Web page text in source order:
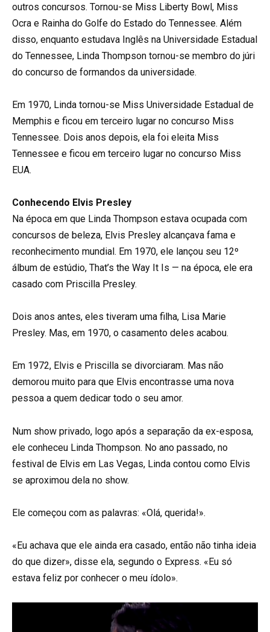
outros concursos. Tornou-se Miss Liberty Bowl, Miss
Ocra e Rainha do Golfe do Estado do Tennessee. Além
disso, enquanto estudava Inglês na Universidade Estadual
do Tennessee, Linda Thompson tornou-se membro do júri
do concurso de formandos da universidade.
Em 1970, Linda tornou-se Miss Universidade Estadual de
Memphis e ficou em terceiro lugar no concurso Miss
Tennessee. Dois anos depois, ela foi eleita Miss
Tennessee e ficou em terceiro lugar no concurso Miss
EUA.
Conhecendo Elvis Presley
Na época em que Linda Thompson estava ocupada com
concursos de beleza, Elvis Presley alcançava fama e
reconhecimento mundial. Em 1970, ele lançou seu 12º
álbum de estúdio, That’s the Way It Is — na época, ele era
casado com Priscilla Presley.
Dois anos antes, eles tiveram uma filha, Lisa Marie
Presley. Mas, em 1970, o casamento deles acabou.
Em 1972, Elvis e Priscilla se divorciaram. Mas não
demorou muito para que Elvis encontrasse uma nova
pessoa a quem dedicar todo o seu amor.
Num show privado, logo após a separação da ex-esposa,
ele conheceu Linda Thompson. No ano passado, no
festival de Elvis em Las Vegas, Linda contou como Elvis
se aproximou dela no show.
Ele começou com as palavras: «Olá, querida!».
«Eu achava que ele ainda era casado, então não tinha ideia
do que dizer», disse ela, segundo o Express. «Eu só
estava feliz por conhecer o meu ídolo».